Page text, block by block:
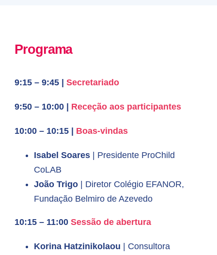
Programa
9:15 – 9:45 | Secretariado
9:50 – 10:00 | Receção aos participantes
10:00 – 10:15 | Boas-vindas
Isabel Soares| Presidente ProChild
CoLAB
João Trigo| Diretor Colégio EFANOR,
Fundação Belmiro de Azevedo
10:15 – 11:00 Sessão de abertura
Korina Hatzinikolaou | Consultora